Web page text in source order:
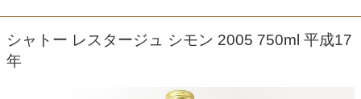
シャトー レスタージュ シモン 2005 750ml 平成17
年